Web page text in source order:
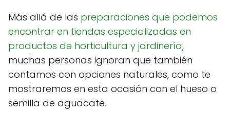
Más allá de las preparaciones que podemos
encontrar en tiendas especializadas en
productos de horticultura y jardinería,
muchas personas ignoran que también
contamos con opciones naturales, como te
mostraremos en esta ocasión con el hueso o
semilla de aguacate.